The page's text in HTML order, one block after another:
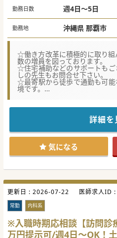
勤務日数 週4日～5日
勤務地 沖縄県 那覇市
☆働き方改革に積極的に取り
数の増員を図っております。
☆住宅補助などのサポートも
しの先生もお問合せ下さい。
☆最寄駅から徒歩で通勤も可
境です。
那覇市にございます一般病院
地域医療支援病院として地域
を提供できるよう日々努めてい
急性期病院で経験を積みたい
におススメの病院です。
お問合せをお待ちしております。
詳細を
気になる
更新日 : 2026-07-22 医師求人ID :
常勤 内科系
※入職時期応相談【訪問診
万円提示可/週4日～OK！